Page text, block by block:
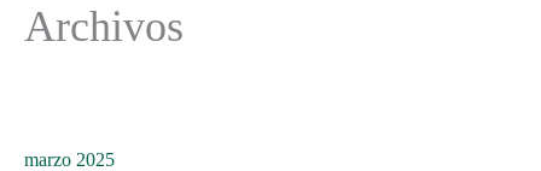
Archivos
marzo 2025